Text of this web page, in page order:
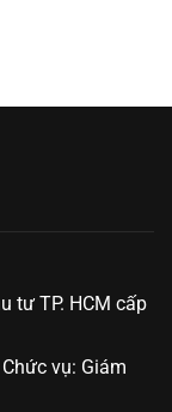
tư TP. HCM cấp
vụ: Giám